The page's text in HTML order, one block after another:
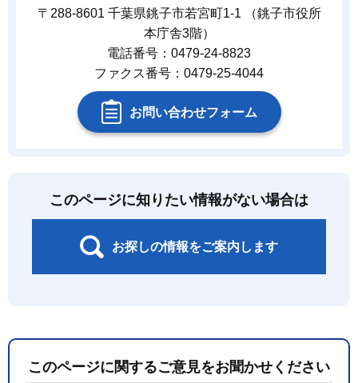
〒288-8601 千葉県銚子市若宮町1-1 （銚子市役所
本庁舎3階）
電話番号：0479-24-8823
ファクス番号：0479-25-4044
お問い合わせフォーム
このページに知りたい情報がない場合は
お探しの情報をご案内します
このページに関するご意見をお聞かせください